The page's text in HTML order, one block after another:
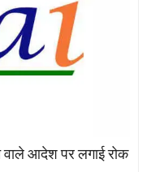
वाले आदेश पर लगाई रोक